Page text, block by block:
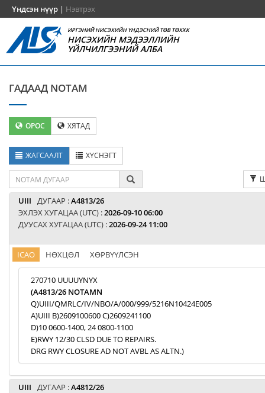
Үндсэн нүүр | Нэвтрэх
ИРГЭНИЙ НИСЭХИЙН ҮНДЭСНИЙ ТӨВ ТӨХХК
НИСЭХИЙН МЭДЭЭЛЛИЙН
ҮЙЛЧИЛГЭЭНИЙ АЛБА
ГАДААД NOTAM
ОРОС ХЯТАД
ЖАГСААЛТ ХҮСНЭГТ
UIII ДУГААР :A4813/26
ЭХЛЭХ ХУГАЦАА (UTC) :2026-09-10 06:00
ДУУСАХ ХУГАЦАА (UTC) :2026-09-24 11:00
ICAO НӨХЦӨЛ ХӨРВҮҮЛСЭН
270710 UUUUYNYX
(A4813/26 NOTAMN
Q)UIII/QMRLC/IV/NBO/A/000/999/5216N10424E005
A)UIII B)2609100600 C)2609241100
D)10 0600-1400, 24 0800-1100
E)RWY 12/30 CLSD DUE TO REPAIRS.
DRG RWY CLOSURE AD NOT AVBL AS ALTN.)
UIII ДУГААР :A4812/26